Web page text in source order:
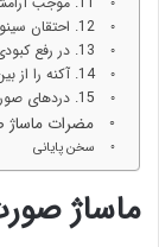
12. احتقان سینوسی را برطرف می‌کند
13. در رفع کبودی و گودی زیر چشم مؤثر است
14. آکنه را از بین می‌برد
15. دردهای صورت را کاهش می‌دهد
مضرات
سخن پایانی
ماساژ